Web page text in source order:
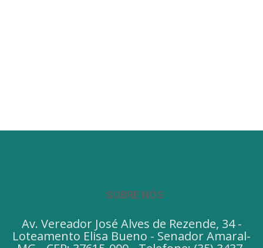
SOBRE NÓS
Av. Vereador José Alves de Rezende, 34 -
Loteamento Elisa Bueno - Senador Amaral-